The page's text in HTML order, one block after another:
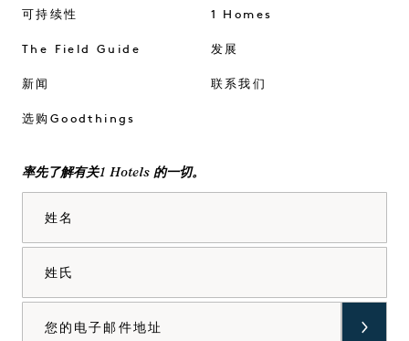
可持续性
The Field Guide
新闻
选购Goodthings
1 Homes
发展
联系我们
率先了解有关1 Hotels 的一切。